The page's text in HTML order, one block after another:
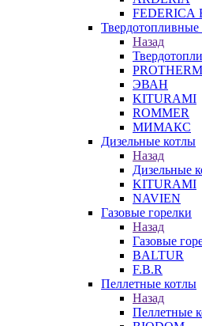
FEDERICА
Твердотопливные
Назад
PROTHERM
ЭВАН
KITURAMI
ROMMER
МИМАКС
Дизельные котлы
Назад
Дизельные
KITURAMI
NAVIEN
Газовые горелки
Назад
Газовые
BALTUR
F.B.R
Пеллетные котлы
Назад
Пеллетные